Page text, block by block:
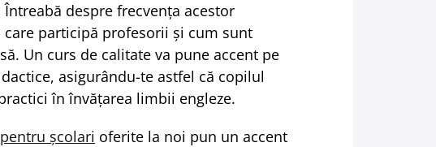
despre frecvența acestor
participă profesorii și cum sunt
Un curs de calitate va pune accent pe
asigurându-te astfel că copilul
în învățarea limbii engleze.
școlari oferite la noi pun un accent